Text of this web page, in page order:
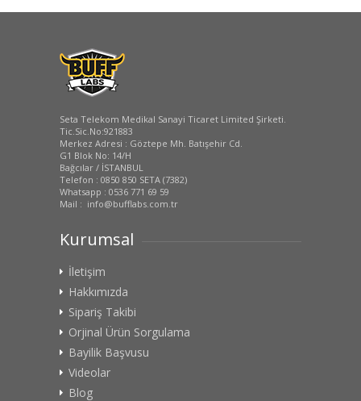
Seta Telekom Medikal Sanayi Ticaret Limited Şirketi.
Tic.Sic.No:921883
Merkez Adresi : Göztepe Mh. Batışehir Cd.
G1 Blok No: 14/H
Bağcılar / İSTANBUL
Telefon : 0850 850 SETA (7382)
Whatsapp : 0536 771 69 59
Mail : info@bufflabs.com.tr
Kurumsal
İletişim
Hakkımızda
Sipariş Takibi
Orjinal Ürün Sorgulama
Bayilik Başvusu
Videolar
Blog